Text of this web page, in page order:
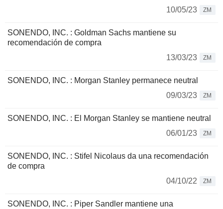
10/05/23
ZM
SONENDO, INC. : Goldman Sachs mantiene su
recomendación de compra
13/03/23
ZM
SONENDO, INC. : Morgan Stanley permanece neutral
09/03/23
ZM
SONENDO, INC. : El Morgan Stanley se mantiene neutral
06/01/23
ZM
SONENDO, INC. : Stifel Nicolaus da una recomendación
de compra
04/10/22
ZM
SONENDO, INC. : Piper Sandler mantiene una